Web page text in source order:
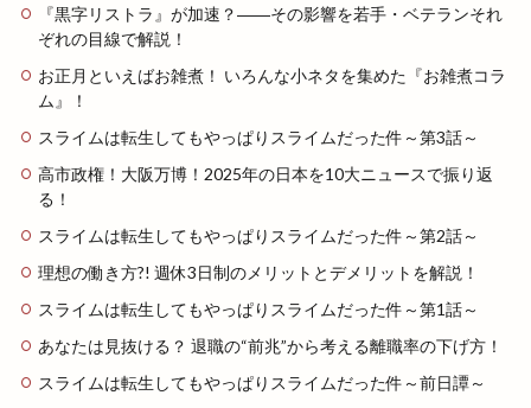
『黒字リストラ』が加速？――その影響を若手・ベテランそれ
ぞれの目線で解説！
お正月といえばお雑煮！ いろんな小ネタを集めた『お雑煮コラ
ム』！
スライムは転生してもやっぱりスライムだった件～第3話～
高市政権！大阪万博！2025年の日本を10大ニュースで振り返
る！
スライムは転生してもやっぱりスライムだった件～第2話～
理想の働き方?! 週休3日制のメリットとデメリットを解説！
スライムは転生してもやっぱりスライムだった件～第1話～
あなたは見抜ける？ 退職の“前兆”から考える離職率の下げ方！
スライムは転生してもやっぱりスライムだった件～前日譚～